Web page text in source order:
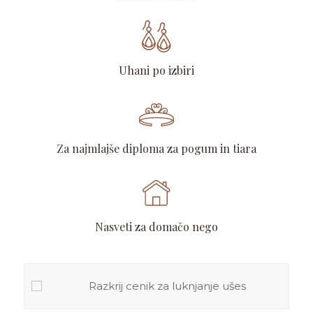
Uhani po izbiri
Za najmlajše diploma za pogum in tiara
Nasveti za domačo nego
Razkrij cenik za luknjanje ušes